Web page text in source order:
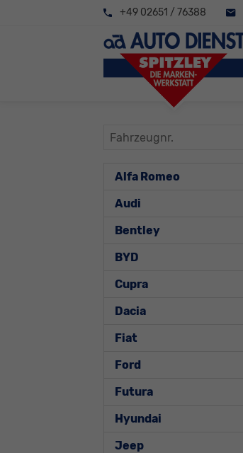
+49 02651 / 76388
Fahrzeugnr.
Alfa Romeo
Audi
Bentley
BYD
Cupra
Dacia
Fiat
Ford
Futura
Hyundai
Jeep